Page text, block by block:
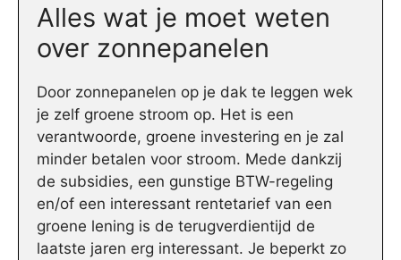
Alles wat je moet weten
over zonnepanelen
Door zonnepanelen op je dak te leggen wek
je zelf groene stroom op. Het is een
verantwoorde, groene investering en je zal
minder betalen voor stroom. Mede dankzij
de subsidies, een gunstige BTW-regeling
en/of een interessant rentetarief van een
groene lening is de terugverdientijd de
laatste jaren erg interessant. Je beperkt zo